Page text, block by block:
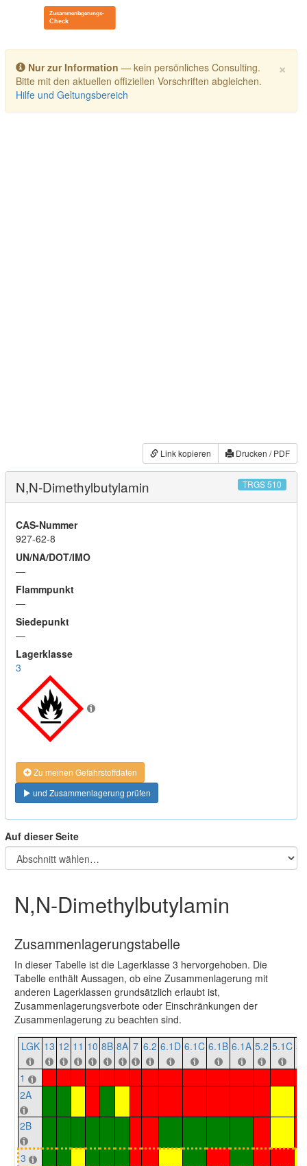
Toggle navigation
×
Nur zur Information — kein persönliches Consulting.
Bitte mit den aktuellen offiziellen Vorschriften abgleichen.
Hilfe und Geltungsbereich
Link kopieren Drucken / PDF
N,N-Dimethylbutylamin TRGS 510
CAS-Nummer
927-62-8
UN/NA/DOT/IMO
—
Flammpunkt
—
Siedepunkt
—
Lagerklasse
3
Zu meinen Gefahrstoffdaten
und Zusammenlagerung prüfen
Auf dieser Seite
N,N-Dimethylbutylamin
Zusammenlagerungstabelle
In dieser Tabelle ist die Lagerklasse 3 hervorgehoben. Die
Tabelle enthält Aussagen, ob eine Zusammenlagerung mit
anderen Lagerklassen grundsätzlich erlaubt ist,
Zusammenlagerungsverbote oder Einschränkungen der
Zusammenlagerung zu beachten sind.
LGK 13 12 11 10 8B 8A 7 6.2 6.1D 6.1C 6.1B 6.1A 5.2 5.1C
1
2A
2B
3